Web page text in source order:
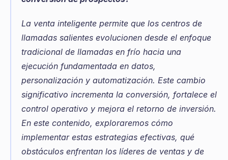
La venta inteligente permite que los centros de
llamadas salientes evolucionen desde el enfoque
tradicional de llamadas en frío hacia una
ejecución fundamentada en datos,
personalización y automatización. Este cambio
significativo incrementa la conversión, fortalece el
control operativo y mejora el retorno de inversión.
En este contenido, exploraremos cómo
implementar estas estrategias efectivas, qué
obstáculos enfrentan los líderes de ventas y de